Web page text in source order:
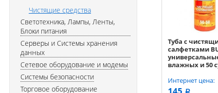
Туба с
салфетками
влажных и 50
Интернет цена:
Чистящие средства
Светотехника, Лампы, Ленты,
Блоки питания
Серверы и Системы хранения
данных
Сетевое оборудование и модемы
Системы безопасности
Торговое оборудование